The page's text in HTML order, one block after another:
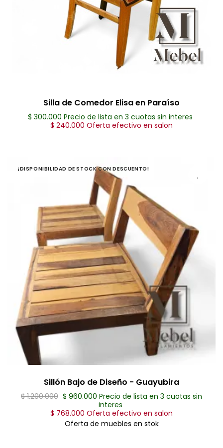
Silla de Comedor Elisa en Paraíso
$ 300.000 Precio de lista en 3 cuotas sin interes
$ 240.000 Oferta efectivo en salon
¡DISPONIBILIDAD DE STOCK CON DESCUENTO!
Sillón Bajo de Diseño - Guayubira
$ 1.200.000 $ 960.000 Precio de lista en 3 cuotas sin
interes
$ 768.000 Oferta efectivo en salon
Oferta de muebles en stok